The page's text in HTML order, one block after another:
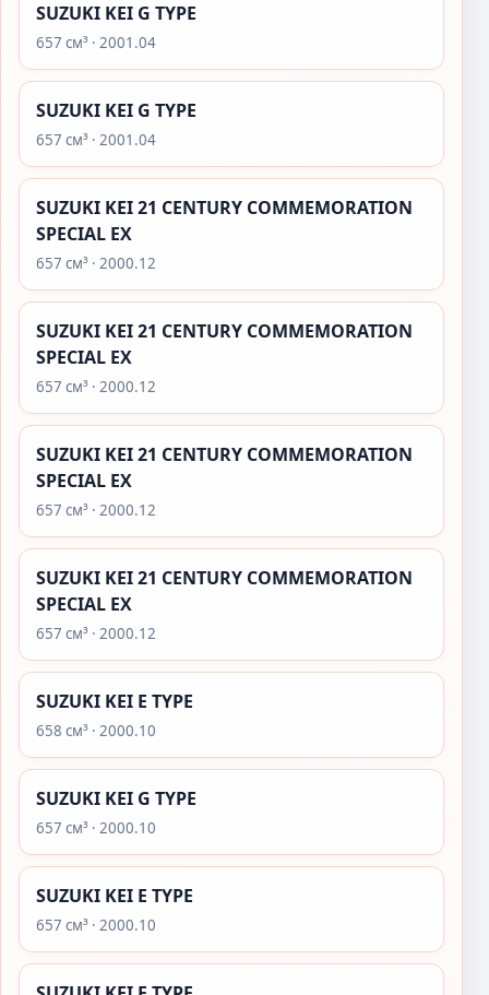
SUZUKI KEI G TYPE
657 см³ · 2001.04
SUZUKI KEI G TYPE
657 см³ · 2001.04
SUZUKI KEI 21 CENTURY COMMEMORATION
SPECIAL EX
657 см³ · 2000.12
SUZUKI KEI 21 CENTURY COMMEMORATION
SPECIAL EX
657 см³ · 2000.12
SUZUKI KEI 21 CENTURY COMMEMORATION
SPECIAL EX
657 см³ · 2000.12
SUZUKI KEI 21 CENTURY COMMEMORATION
SPECIAL EX
657 см³ · 2000.12
SUZUKI KEI E TYPE
658 см³ · 2000.10
SUZUKI KEI G TYPE
657 см³ · 2000.10
SUZUKI KEI E TYPE
657 см³ · 2000.10